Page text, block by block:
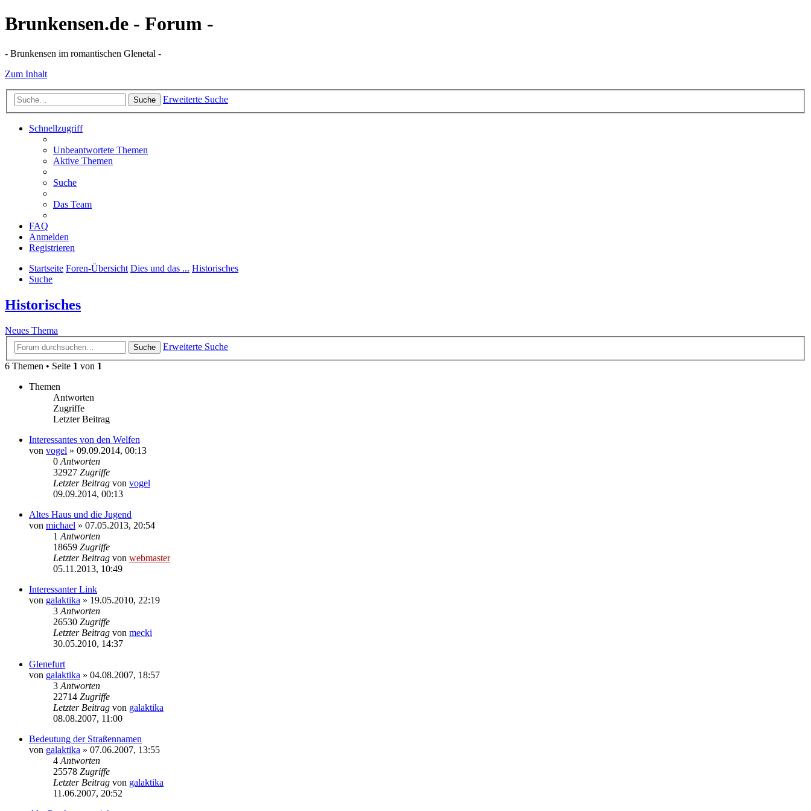
Brunkensen.de - Forum -
- Brunkensen im romantischen Glenetal -
Zum Inhalt
Suche Erweiterte Suche
Schnellzugriff
Unbeantwortete Themen
Aktive Themen
Suche
Das Team
FAQ
Anmelden
Registrieren
Startseite Foren-Übersicht Dies und das ... Historisches
Suche
Historisches
Neues Thema
Suche
Erweiterte Suche
6 Themen • Seite 1 von 1
Themen
Antworten
Zugriffe
Letzter Beitrag
Interessantes von den Welfen
von vogel » 09.09.2014, 00:13
0 Antworten
32927 Zugriffe
Letzter Beitrag von vogel
09.09.2014, 00:13
Altes Haus und die Jugend
von michael » 07.05.2013, 20:54
1 Antworten
18659 Zugriffe
Letzter Beitrag von webmaster
05.11.2013, 10:49
Interessanter Link
von galaktika » 19.05.2010, 22:19
3 Antworten
26530 Zugriffe
Letzter Beitrag von mecki
30.05.2010, 14:37
Glenefurt
von galaktika » 04.08.2007, 18:57
3 Antworten
22714 Zugriffe
Letzter Beitrag von galaktika
08.08.2007, 11:00
Bedeutung der Straßennamen
von galaktika » 07.06.2007, 13:55
4 Antworten
25578 Zugriffe
Letzter Beitrag von galaktika
11.06.2007, 20:52